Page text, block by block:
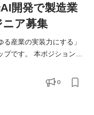
開発で製造業
ア募集
産業の実装力にする」
です。 本ポジションで
計・開発を担当いただき
用され、事業成果につな
0